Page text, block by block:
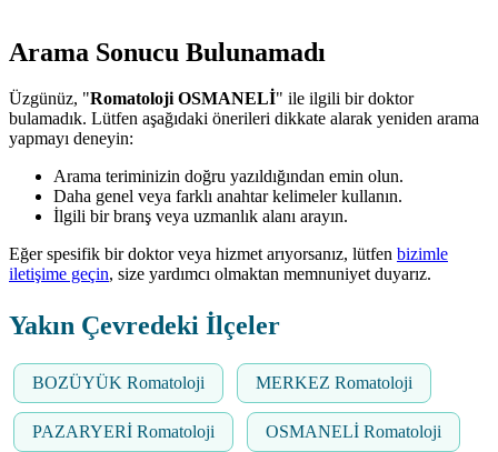
Arama Sonucu Bulunamadı
Üzgünüz, "Romatoloji OSMANELİ" ile ilgili bir doktor
bulamadık. Lütfen aşağıdaki önerileri dikkate alarak yeniden arama
yapmayı deneyin:
Arama teriminizin doğru yazıldığından emin olun.
Daha genel veya farklı anahtar kelimeler kullanın.
İlgili bir branş veya uzmanlık alanı arayın.
Eğer spesifik bir doktor veya hizmet arıyorsanız, lütfen bizimle
iletişime geçin, size yardımcı olmaktan memnuniyet duyarız.
Yakın Çevredeki İlçeler
BOZÜYÜK Romatoloji MERKEZ Romatoloji
PAZARYERİ Romatoloji OSMANELİ Romatoloji